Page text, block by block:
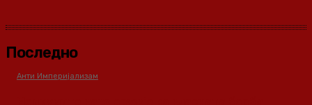
Последно
Анти Империјализам